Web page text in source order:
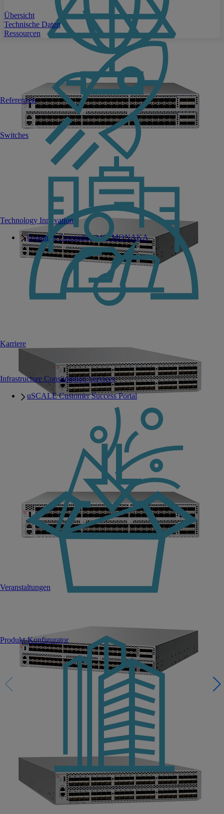
Switches
Infrastructure Consumption Services
uSCALE Customer Success Portal
Produkt-Konfigurator
Technology Innovation
Quantum Computing trifft MONAKA
Referenzen
Karriere
Veranstaltungen
Übersicht
Technische Daten
Ressourcen